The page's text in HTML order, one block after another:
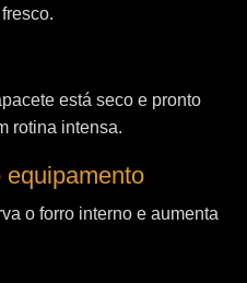
está seco e pronto
rotina intensa.
equipamento
o forro interno e aumenta